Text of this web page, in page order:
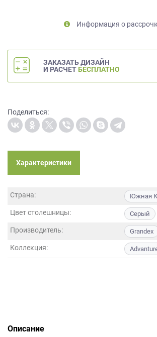
Информация о
ЗАКАЗАТЬ ДИЗАЙН
И РАСЧЕТ БЕСПЛАТНО
Поделиться:
Характеристики
Страна: Южная
Цвет столешницы: Серый
Производитель: Grandex
Коллекция:
Описание
также
Согласие
на
данных
метрическими
программами
на
Политики
персональных
данных.